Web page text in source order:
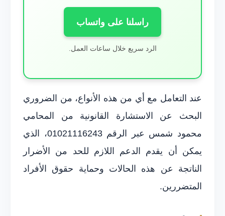
راسلنا على واتساب
الرد سريع خلال ساعات العمل.
عند التعامل مع أي من هذه الأنواع، من الضروري
البحث عن الاستشارة القانونية من المحامي
محمود شمس عبر الرقم 01021116243، الذي
يمكن أن يقدم الدعم اللازم للحد من الأضرار
الناتجة عن هذه الحالات وحماية حقوق الأفراد
المتضررين.